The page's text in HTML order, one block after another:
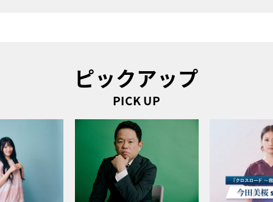
ピックアップ
PICK UP